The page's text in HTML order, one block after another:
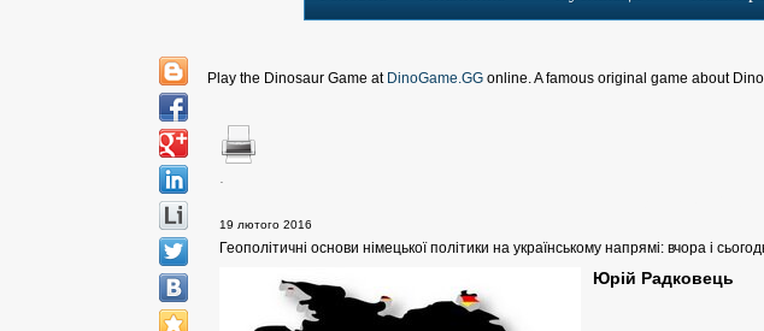
Play the Dinosaur Game at DinoGame.GG online. A famous original game about
19 лютого 2016
Геополітичні основи німецької політики на українському напрямі: вчора і
Юрій Радковець